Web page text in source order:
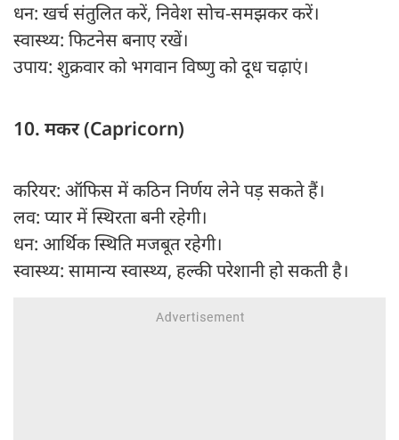
धन: खर्च संतुलित करें, निवेश सोच-समझकर करें।
स्वास्थ्य: फिटनेस बनाए रखें।
उपाय: शुक्रवार को भगवान विष्णु को दूध चढ़ाएं।
10. मकर (Capricorn)
करियर: ऑफिस में कठिन निर्णय लेने पड़ सकते हैं।
लव: प्यार में स्थिरता बनी रहेगी।
धन: आर्थिक स्थिति मजबूत रहेगी।
स्वास्थ्य: सामान्य स्वास्थ्य, हल्की परेशानी हो सकती है।